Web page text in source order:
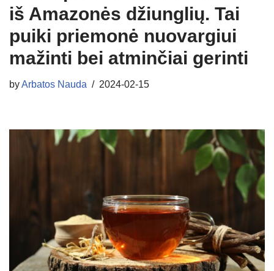
iš Amazonės džiunglių. Tai
puiki priemonė nuovargiui
mažinti bei atminčiai gerinti
byArbatos Nauda 2024-02-15